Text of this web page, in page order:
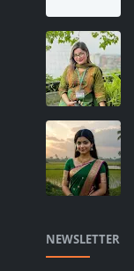
NEWSLETTER